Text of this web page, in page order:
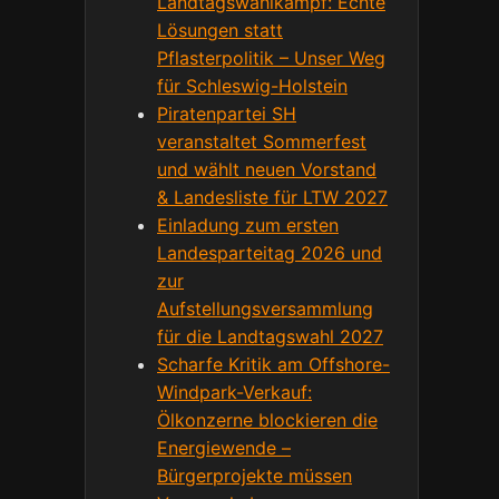
Lösungen statt
Pflasterpolitik – Unser Weg
für Schleswig-Holstein
Piratenpartei SH
veranstaltet Sommerfest
und wählt neuen Vorstand
& Landesliste für LTW 2027
Einladung zum ersten
Landesparteitag 2026 und
zur
Aufstellungsversammlung
für die Landtagswahl 2027
Scharfe Kritik am Offshore-
Windpark-Verkauf:
Ölkonzerne blockieren die
Energiewende –
Bürgerprojekte müssen